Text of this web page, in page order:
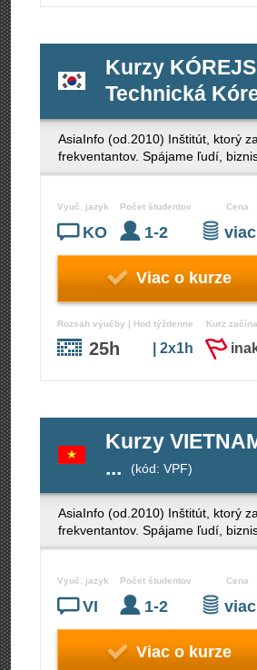
Kurzy
Technická
AsiaInfo (od.2010) Inštitút, ktorý
frekventantov. Spájame ľudí,
Vyuč. jazyk
KO
Počet študentov
1-2
Cena
Viac o kurze
Rozsah výučby | Hod týždenne
25h | 2x1h
Kurz začína
Kurzy
...
(kód: VPF)
AsiaInfo (od.2010) Inštitút, ktorý
frekventantov. Spájame ľudí,
Vyuč. jazyk
VI
Počet študentov
1-2
Cena
Viac o kurze